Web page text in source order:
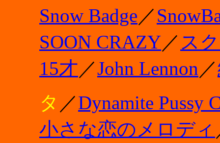
Snow Badge／
SOON CRAZY／ ス
15才／John Lennon ／
タ ／Dynamite Pussy
小さな恋のメロディ